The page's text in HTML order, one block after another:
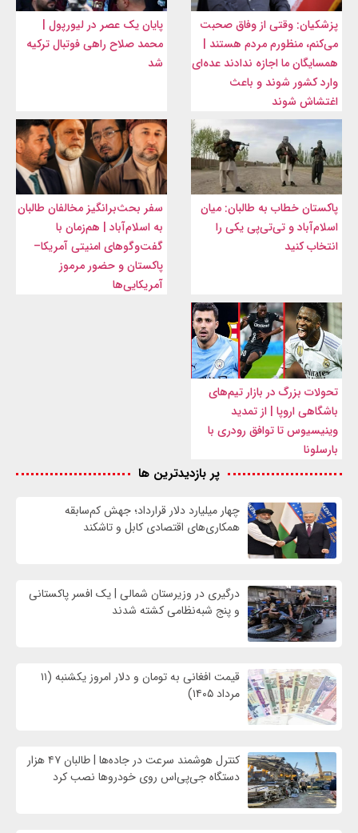
پزشکیان: وقتی از وفاق صحبت
می‌کنم، منظورم مردم هستند |
همسایگان ما اجازه ندادند عده‌ای
وارد کشور شوند و باعث
اغتشاش شوند
پایان یک عصر در لیورپول |
محمد صلاح راهی فوتبال ترکیه
شد
پاکستان خطاب به طالبان: میان
اسلام‌آباد و تی‌تی‌پی یکی را
انتخاب کنید
سفر بحث‌برانگیز مخالفان طالبان
به اسلام‌آباد | هم‌زمان با
گفت‌وگوهای امنیتی آمریکا–
پاکستان و حضور مرموز
آمریکایی‌ها
تحولات بزرگ در بازار تیم‌های
باشگاهی اروپا | از تمدید
وینیسیوس تا توافق رودری با
بارسلونا
پر بازدیدترین ها
چهار میلیارد دلار قرارداد؛ جهش کم‌سابقه
همکاری‌های اقتصادی کابل و تاشکند
درگیری در وزیرستان شمالی | یک افسر پاکستانی
و پنج شبه‌نظامی کشته شدند
قیمت افغانی به تومان و دلار امروز یکشنبه (۱۱
مرداد ۱۴۰۵)
کنترل هوشمند سرعت در جاده‌ها | طالبان ۴۷ هزار
دستگاه جی‌پی‌اس روی خودروها نصب کرد